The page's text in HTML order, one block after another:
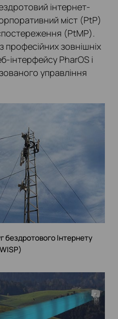
інтернет-
міст (PtP)
(PtMP).
професійних зовнішніх
інтерфейсу PharOS і
управління
бездротового Інтернету